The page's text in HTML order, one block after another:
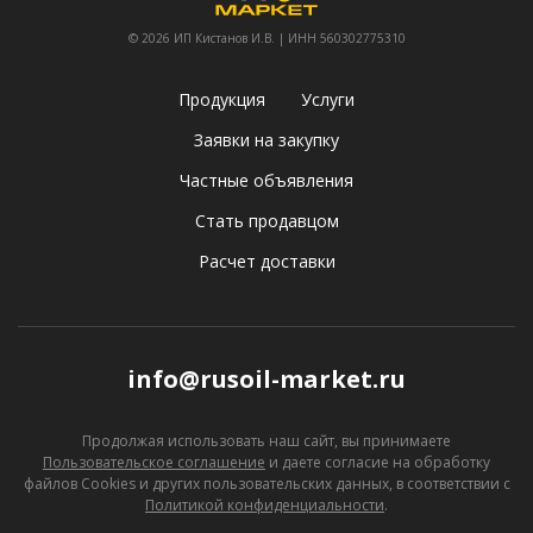
© 2026 ИП Кистанов И.В. | ИНН 560302775310
Продукция
Услуги
Заявки на закупку
Частные объявления
Стать продавцом
Расчет доставки
Продолжая использовать наш сайт, вы принимаете
Пользовательское соглашение и даете согласие на обработку
файлов Cookies и других пользовательских данных, в соответствии с
Политикой конфиденциальности.
info@rusoil-market.ru